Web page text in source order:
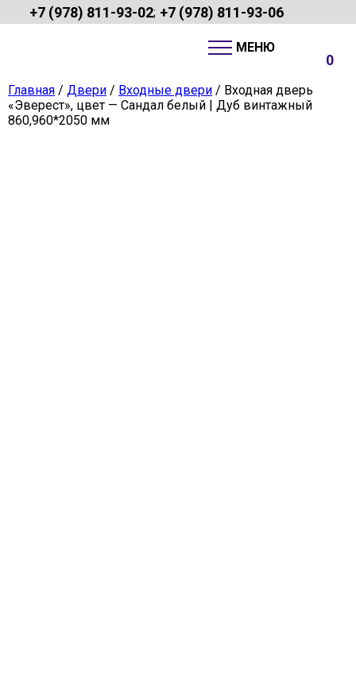
+7 (978) 811-93-02; +7 (978) 811-93-06
0
Главная / Двери / Входные двери / Входная дверь
«Эверест», цвет — Сандал белый | Дуб винтажный
860,960*2050 мм